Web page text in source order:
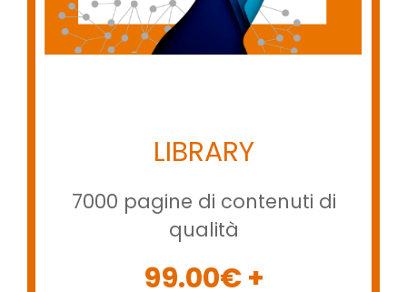
LIBRARY
7000 pagine di contenuti di
qualità
99.00€ +